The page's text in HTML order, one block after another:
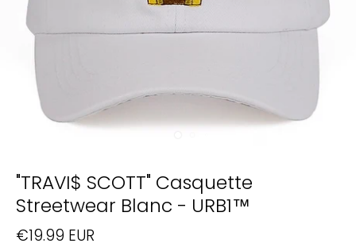
"TRAVI$ SCOTT" Casquette
Streetwear Blanc - URB1™
€19.99 EUR